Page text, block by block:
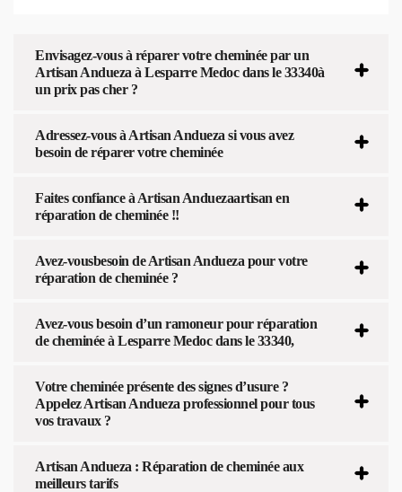
Envisagez-vous à réparer votre cheminée par un
Artisan Andueza à Lesparre Medoc dans le 33340à
un prix pas cher ?
Adressez-vous à Artisan Andueza si vous avez
besoin de réparer votre cheminée
Faites confiance à Artisan Anduezaartisan en
réparation de cheminée !!
Avez-vousbesoin de Artisan Andueza pour votre
réparation de cheminée ?
Avez-vous besoin d’un ramoneur pour réparation
de cheminée à Lesparre Medoc dans le 33340,
Votre cheminée présente des signes d’usure ?
Appelez Artisan Andueza professionnel pour tous
vos travaux ?
Artisan Andueza : Réparation de cheminée aux
meilleurs tarifs